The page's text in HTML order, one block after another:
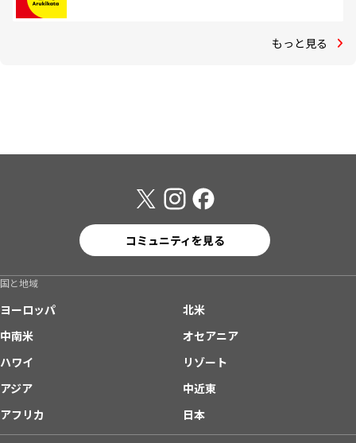
もっと見る
コミュニティを見る
国と地域
ヨーロッパ
北米
中南米
オセアニア
ハワイ
リゾート
アジア
中近東
アフリカ
日本